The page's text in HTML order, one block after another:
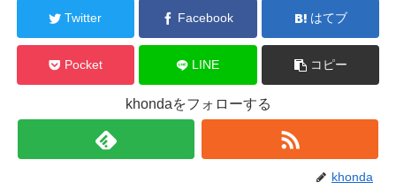
Twitter Facebook はてブ
Pocket LINE コピー
khondaをフォローする
khonda